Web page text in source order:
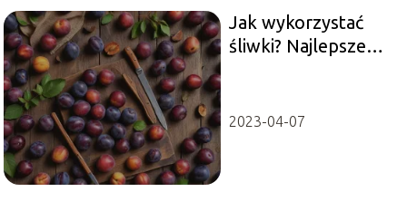
Jak wykorzystać
śliwki? Najlepsze
owoców śliwy
2023-04-07